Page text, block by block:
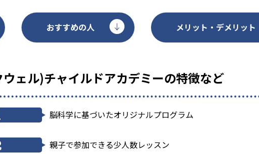
おすすめの人 メリット・デメリット
ウェル)チャイルドアカデミーの特徴など
脳科学に基づいたオリジナルプログラム
親子で参加できる少人数レッスン